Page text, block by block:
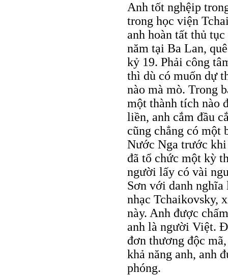
Anh tốt nghệip
trong học viện
anh hoàn tất thủ
năm tại Ba Lan,
kỷ 19. Phải công
thì dù có muốn dự
nào mà mò. Trong
một thành tích nào
liền, anh cắm đầu
cũng chẳng có một
Nước Nga trước
đã tổ chức một kỳ
người lấy có vài
Sơn với danh
nhạc Tchaikovsky,
này. Anh được
anh là người Việt.
đơn thương độc
khả năng anh, anh
phóng.